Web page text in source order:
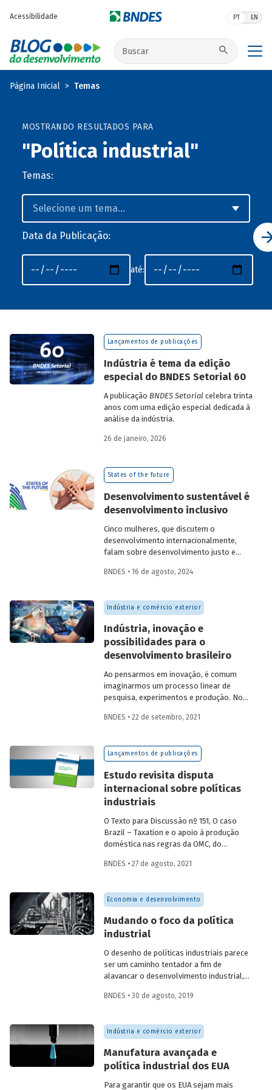
Acessibilidade PT EN
Buscar no site
Página Inicial Temas
MOSTRANDO RESULTADOS PARA
"Política industrial"
Temas:
Data da Publicação:
até:
Lançamentos de publicações
Indústria é tema da edição
especial do BNDES Setorial 60
A publicação BNDES Setorialcelebra trinta
anos com uma edição especial dedicada à
análise da indústria.
26 de janeiro, 2026
States of the future
Desenvolvimento sustentável é
desenvolvimento inclusivo
Cinco mulheres, que discutem o
desenvolvimento internacionalmente,
falam sobre desenvolvimento justo e
contemporâneos.
BNDES • 16 de agosto, 2024
Indústria e comércio exterior
Indústria, inovação e
possibilidades para o
desenvolvimento brasileiro
Ao pensarmos em inovação, é comum
imaginarmos um processo linear de
pesquisa, experimentos e produção. No
do conhecimento acumulado em
Cristina Costa, economista do BNDES,
trata neste artigo da relação da inovação
oportunidades, estratégias e
possibilidades de fomento ao tema.
BNDES • 22 de setembro, 2021
Lançamentos de publicações
Estudo revisita disputa
internacional sobre políticas
industriais
O Texto para Discussão nº 151, O caso
Brazil – Taxation e o apoio à produção
doméstica nas regras da OMC, do
Lautenschlager (BNDES), revisita os
realizado no âmbito da Organização
Mundial de Comércio sobre os incentivos
fiscais brasileiros ao setor automotivo e
às indústrias eletrônicas e de tecnologia.
BNDES • 27 de agosto, 2021
Economia e desenvolvimento
Mudando o foco da política
industrial
O desenho de políticas industriais parece
ser um caminho tentador a fim de
alavancar o desenvolvimento industrial,
mais casos de fracasso do que de
constatação coloca em dúvida se
governos devem, de fato, intervir para o
economia. E, em caso positivo, como
deveria se dar esse apoio?
BNDES • 30 de agosto, 2019
Indústria e comércio exterior
Manufatura avançada e
política industrial dos EUA
Para garantir que os EUA sejam mais